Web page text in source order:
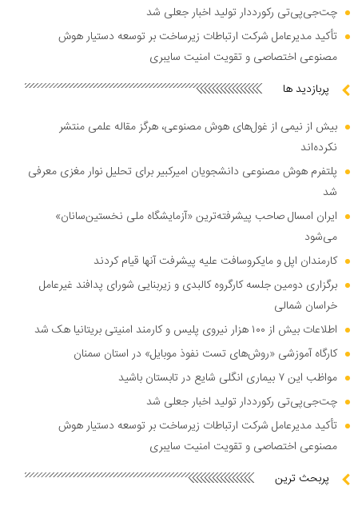
چت‌جی‌پی‌تی رکورددار تولید اخبار جعلی شد
تأکید مدیرعامل شرکت ارتباطات زیرساخت بر توسعه دستیار هوش
مصنوعی اختصاصی و تقویت امنیت سایبری
پربازدید ها
بیش از نیمی از غول‌های هوش مصنوعی، هرگز مقاله علمی منتشر
نکرده‌اند
پلتفرم هوش مصنوعی دانشجویان امیرکبیر برای تحلیل نوار مغزی معرفی
شد
ایران امسال صاحب پیشرفته‌ترین «آزمایشگاه ملی نخستین‌سانان»
می‌شود
کارمندان اپل و مایکروسافت علیه پیشرفت آنها قیام کردند
برگزاری دومین جلسه کارگروه کالبدی و زیربنایی شورای پدافند غیرعامل
خراسان شمالی
اطلاعات بیش از ۱۰۰ هزار نیروی پلیس و کارمند امنیتی بریتانیا هک شد
کارگاه آموزشی «روش‌های تست نفوذ موبایل» در استان سمنان
مواظب این ۷ بیماری انگلی شایع در تابستان باشید
چت‌جی‌پی‌تی رکورددار تولید اخبار جعلی شد
تأکید مدیرعامل شرکت ارتباطات زیرساخت بر توسعه دستیار هوش
مصنوعی اختصاصی و تقویت امنیت سایبری
پربحث ترین